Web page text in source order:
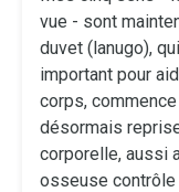
vue - sont
duvet (lanugo),
important pour
corps,
désormais
corporelle, aussi
osseuse contrôle